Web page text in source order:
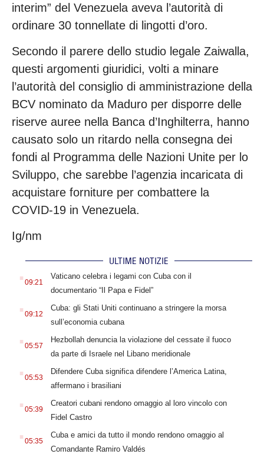
interim” del Venezuela aveva l’autorità di
ordinare 30 tonnellate di lingotti d’oro.
Secondo il parere dello studio legale Zaiwalla,
questi argomenti giuridici, volti a minare
l’autorità del consiglio di amministrazione della
BCV nominato da Maduro per disporre delle
riserve auree nella Banca d’Inghilterra, hanno
causato solo un ritardo nella consegna dei
fondi al Programma delle Nazioni Unite per lo
Sviluppo, che sarebbe l’agenzia incaricata di
acquistare forniture per combattere la
COVID-19 in Venezuela.
Ig/nm
ULTIME NOTIZIE
. 09:21
Vaticano celebra i legami con Cuba con il
documentario “Il Papa e Fidel”
. 09:12
Cuba: gli Stati Uniti continuano a stringere la morsa
sull’economia cubana
. 05:57
Hezbollah denuncia la violazione del cessate il fuoco
da parte di Israele nel Libano meridionale
. 05:53
Difendere Cuba significa difendere l’America Latina,
affermano i brasiliani
. 05:39
Creatori cubani rendono omaggio al loro vincolo con
Fidel Castro
. 05:35
Cuba e amici da tutto il mondo rendono omaggio al
Comandante Ramiro Valdés